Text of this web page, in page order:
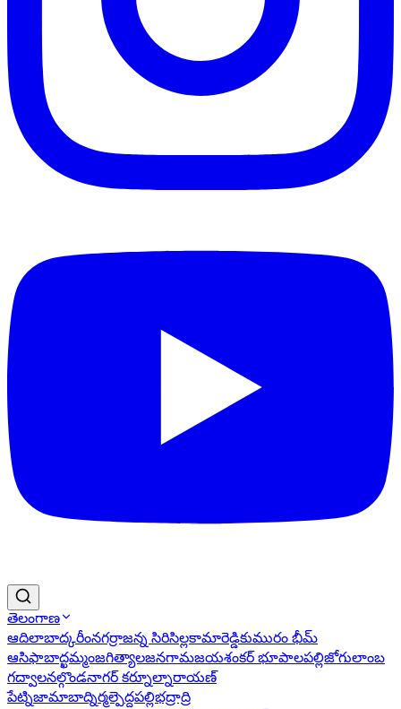
తెలంగాణ
ఆదిలాబాద్కరీంనగర్రాజన్న సిరిసిల్లకామారెడ్డికుమురం భీమ్
ఆసిఫాబాద్ఖమ్మంజగిత్యాలజనగామజయశంకర్ భూపాలపల్లిజోగులాంబ
గద్వాలనల్గొండనాగర్ కర్నూల్నారాయణ్
పేట్నిజామాబాద్నిర్మల్పెద్దపల్లిభద్రాద్రి